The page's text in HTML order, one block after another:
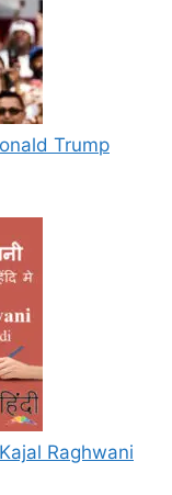
Trump
Kajal Raghwani